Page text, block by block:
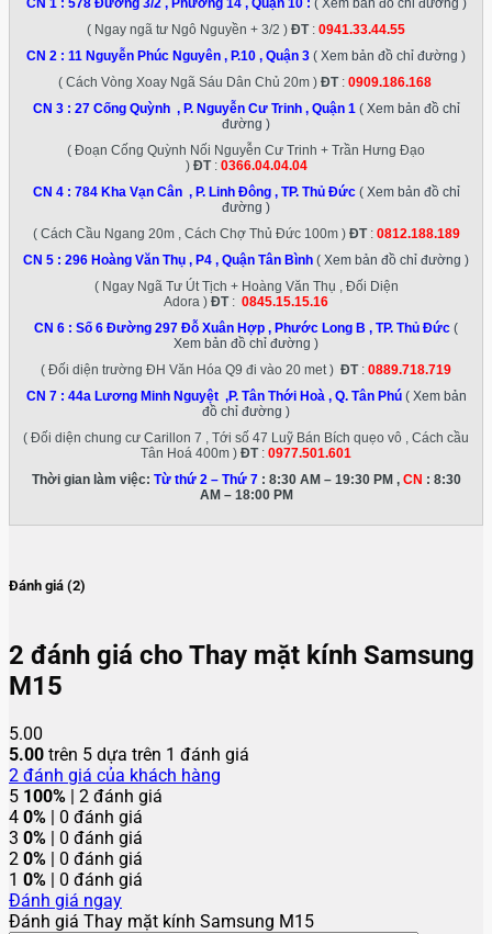
CN 1 : 578 Đường 3/2 , Phường 14 , Quận 10: ( Xem bản đồ chỉ đường )
( Ngay ngã tư Ngô Nguyền + 3/2 ) ĐT: 0941.33.44.55
CN 2 : 11 Nguyễn Phúc Nguyên , P.10 , Quận 3 ( Xem bản đồ chỉ đường )
( Cách Vòng Xoay Ngã Sáu Dân Chủ 20m ) ĐT: 0909.186.168
CN 3 : 27 Cống Quỳnh , P. Nguyễn Cư Trinh , Quận 1 ( Xem bản đồ chỉ
đường )
( Đoạn Cống Quỳnh Nối Nguyễn Cư Trinh + Trần Hưng Đạo
) ĐT: 0366.04.04.04
CN 4 : 784 Kha Vạn Cân , P. Linh Đông , TP. Thủ Đức( Xem bản đồ chỉ
đường )
( Cách Cầu Ngang 20m , Cách Chợ Thủ Đức 100m ) ĐT: 0812.188.189
CN 5 : 296 Hoàng Văn Thụ , P4 , Quận Tân Bình ( Xem bản đồ chỉ đường )
( Ngay Ngã Tư Út Tịch + Hoàng Văn Thụ , Đối Diện
Adora ) ĐT: 0845.15.15.16
CN 6 : Số 6 Đường 297 Đỗ Xuân Hợp , Phước Long B , TP. Thủ Đức (
Xem bản đồ chỉ đường )
( Đối diện trường ĐH Văn Hóa Q9 đi vào 20 met ) ĐT: 0889.718.719
CN 7 : 44a Lương Minh Nguyệt ,P. Tân Thới Hoà , Q. Tân Phú ( Xem bản
đồ chỉ đường )
( Đối diện chung cư Carillon 7 , Tới số 47 Luỹ Bán Bích quẹo vô , Cách cầu
Tân Hoá 400m ) ĐT: 0977.501.601
Thời gian làm việc: Từ thứ 2 – Thứ 7: 8:30 AM – 19:30 PM , CN : 8:30
AM – 18:00 PM
Đánh giá (2)
2 đánh giá cho Thay mặt kính Samsung
M15
5.00
5.00 trên 5 dựa trên 1 đánh giá
2 đánh giá của khách hàng
5 100% | 2 đánh giá
4 0% | 0 đánh giá
3 0% | 0 đánh giá
2 0% | 0 đánh giá
1 0% | 0 đánh giá
Đánh giá ngay
Đánh giá Thay mặt kính Samsung M15